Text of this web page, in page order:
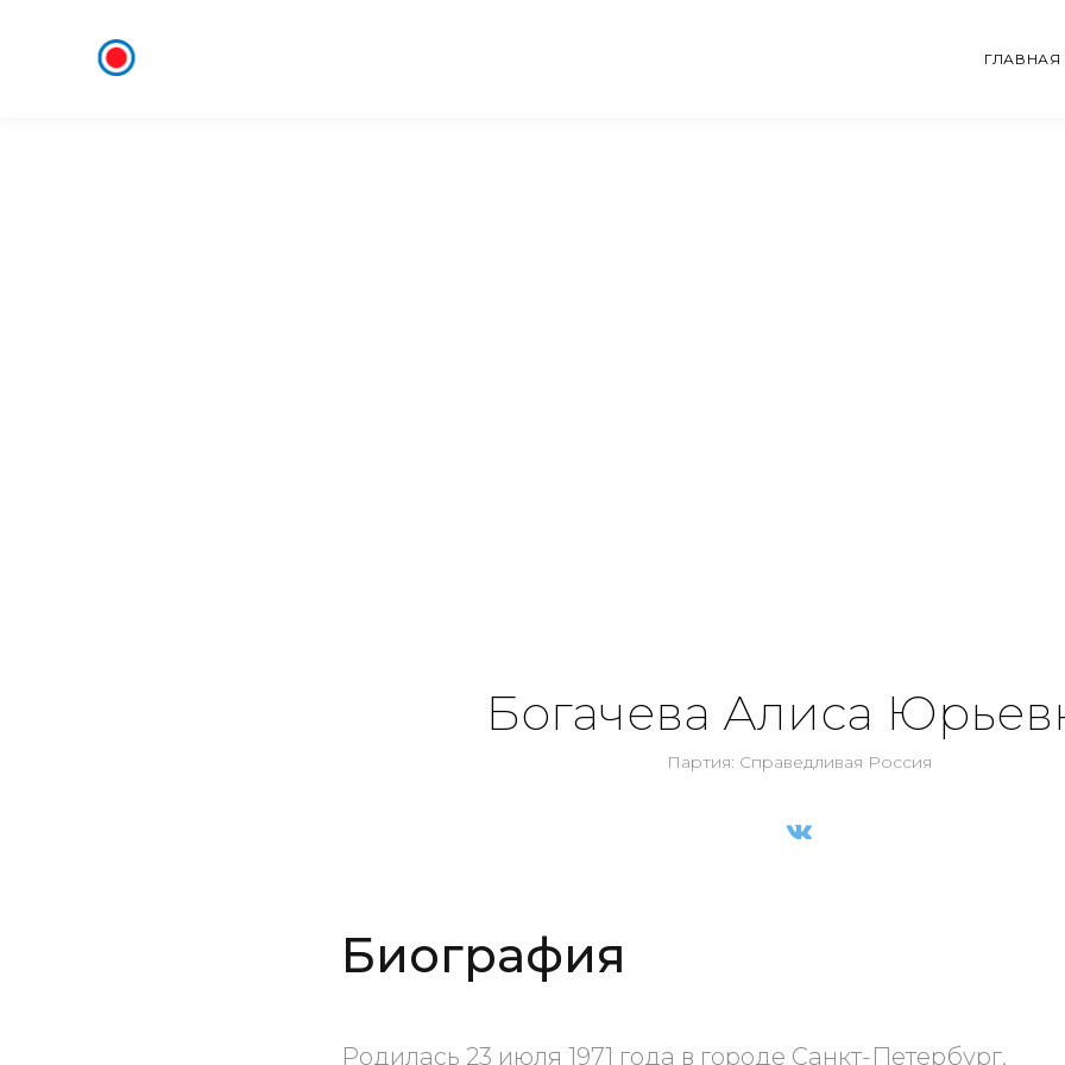
ГЛАВНАЯ
Богачева Алиса
Партия: Справедливая Россия
Биография
Родилась 23 июля 1971 года в городе Санкт-Петербург.